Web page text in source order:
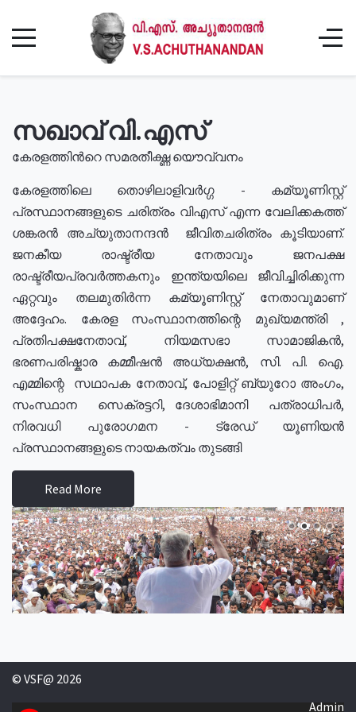
സഖാവ് വി.എസ്
കേരളത്തിൻറെ സമരതീക്ഷ്ണ യൌവ്വനം
കേരളത്തിലെ തൊഴിലാളിവർഗ്ഗ - കമ്യൂണിസ്റ്റ്
പ്രസ്ഥാനങ്ങളുടെ ചരിത്രം വിഎസ് എന്ന വേലിക്കകത്ത്
ശങ്കരൻ അച്യുതാനന്ദൻ ജീവിതചരിത്രം കൂടിയാണ്.
ജനകീയ രാഷ്ട്രീയ നേതാവും ജനപക്ഷ
രാഷ്ട്രീയപ്രവർത്തകനും ഇന്ത്യയിലെ ജീവിച്ചിരിക്കുന്ന
ഏറ്റവും തലമുതിർന്ന കമ്യൂണിസ്റ്റ് നേതാവുമാണ്
അദ്ദേഹം. കേരള സംസ്ഥാനത്തിന്റെ മുഖ്യമന്ത്രി ,
പ്രതിപക്ഷനേതാവ്, നിയമസഭാ സാമാജികൻ,
ഭരണപരിഷ്കാര കമ്മീഷൻ അധ്യക്ഷൻ, സി. പി. ഐ.
എമ്മിന്റെ സഥാപക നേതാവ്, പോളിറ്റ് ബ്യുറോ അംഗം,
സംസ്ഥാന സെക്രട്ടറി, ദേശാഭിമാനി പത്രാധിപർ,
നിരവധി പുരോഗമന - ട്രേഡ് യൂണിയൻ
പ്രസ്ഥാനങ്ങളുടെ നായകത്വം തുടങ്ങി
Read More
© VSF@ 2026
Admin